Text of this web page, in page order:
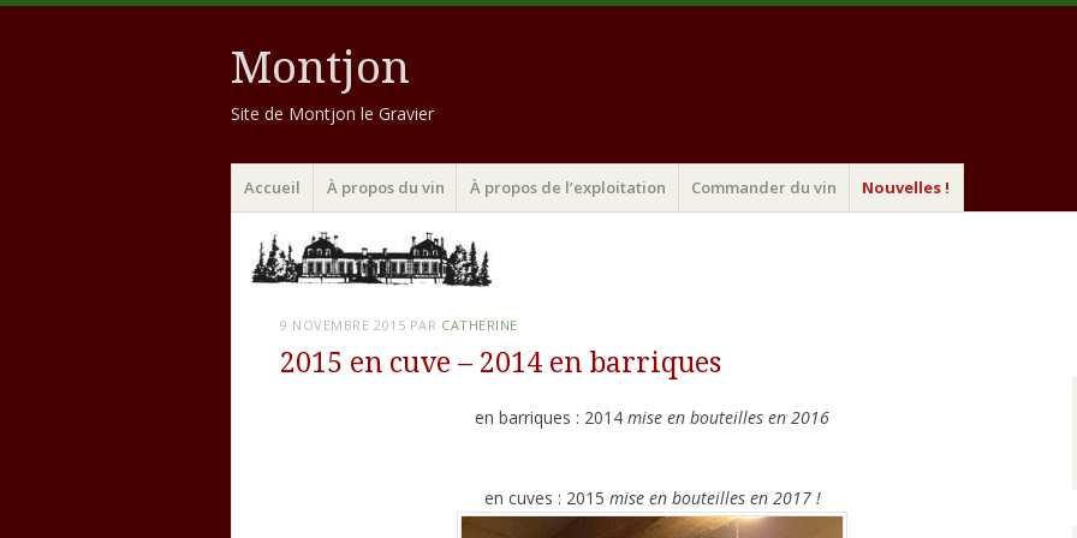
Montjon
Site de Montjon le Gravier
Menu
Aller
au
principal
Accueil À propos du vin À propos de l’exploitation Commander du vin Nouvelles !
9 NOVEMBRE 2015 PAR CATHERINE
2015 en cuve – 2014 en barriques
en barriques : 2014 mise en bouteilles en 2016
en cuves : 2015 mise en bouteilles en 2017 !